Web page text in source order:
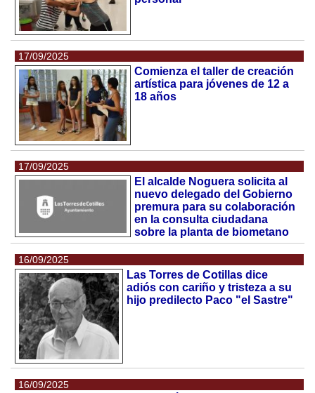
17/09/2025
Comienza el taller de creación
artística para jóvenes de 12 a
18 años
17/09/2025
El alcalde Noguera solicita al
nuevo delegado del Gobierno
premura para su colaboración
en la consulta ciudadana
sobre la planta de biometano
16/09/2025
Las Torres de Cotillas dice
adiós con cariño y tristeza a su
hijo predilecto Paco "el Sastre"
16/09/2025